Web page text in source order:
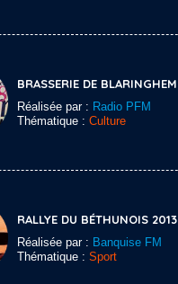
BRASSERIE DE BLARINGHEM
Réalisée par : Radio PFM
Thématique : Culture
RALLYE DU BÉTHUNOIS 2013
Réalisée par : Banquise FM
Thématique : Sport